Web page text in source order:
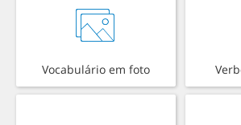
Vocabulário em foto